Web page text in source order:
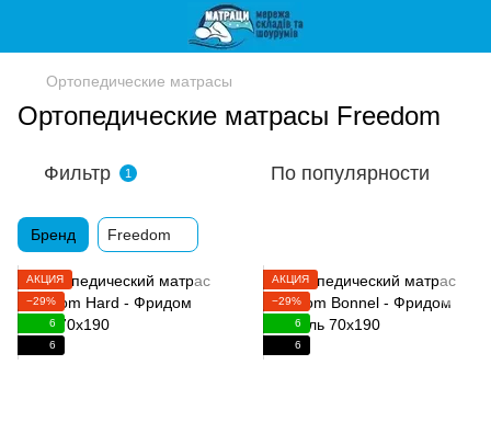
Ортопедические матрасы
Ортопедические матрасы Freedom
Фильтр 1 По популярности
Бренд Freedom
АКЦИЯ
−29%
6
6
АКЦИЯ
−29%
6
6